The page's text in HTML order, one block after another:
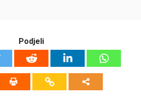
Podjeli